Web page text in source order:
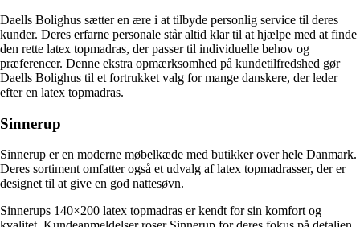
Daells Bolighus sætter en ære i at tilbyde personlig service til deres
kunder. Deres erfarne personale står altid klar til at hjælpe med at finde
den rette latex topmadras, der passer til individuelle behov og
præferencer. Denne ekstra opmærksomhed på kundetilfredshed gør
Daells Bolighus til et fortrukket valg for mange danskere, der leder
efter en latex topmadras.
Sinnerup
Sinnerup er en moderne møbelkæde med butikker over hele Danmark.
Deres sortiment omfatter også et udvalg af latex topmadrasser, der er
designet til at give en god nattesøvn.
Sinnerups 140×200 latex topmadras er kendt for sin komfort og